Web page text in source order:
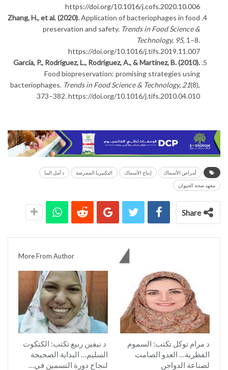
https://doi.org/10.1016/j.cofs.2020.10.006
Zhang, H., et al. (2020).Application of bacteriophages in food
preservation and safety. Trends in Food Science &
Technology, 95, 1–8.
https://doi.org/10.1016/j.tifs.2019.11.007
García, P., Rodríguez, L., Rodríguez, A., & Martínez, B. (2010).
Food biopreservation: promising strategies using
bacteriophages. Trends in Food Science & Technology, 21(8),
373–382. https://doi.org/10.1016/j.tifs.2010.04.010
أمراض الأسماك إنتاج الأسماك البكتيريا الممرضة د أمل البنا
معهد صحة الحيوان
Share
More From Author
د مرام توكل تكتب: السموم
الفطرية… العدو الصامت
لصناعة الدواجن
د نيفين ربيع تكتب: الكتكوت
السليم… البداية الصحيحة
لنجاح دورة التسمين في…